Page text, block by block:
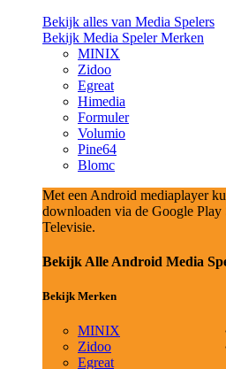
Bekijk alles van Media Spelers
Bekijk Media Speler Merken
MINIX
Zidoo
Egreat
Himedia
Formuler
Volumio
Pine64
Blomc
Met een Android mediaplayer
downloaden via de Google Play
Televisie.
Bekijk Alle Android Media
Bekijk Merken
MINIX
Zidoo
Egreat